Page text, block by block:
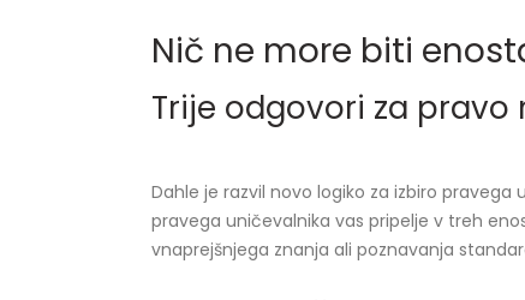
Nič ne more biti
Trije odgovori za pravo
Dahle je razvil novo logiko za izbiro
pravega uničevalnika vas pripelje v treh
vnaprejšnjega znanja ali poznavanja